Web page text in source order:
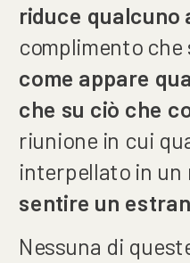
riduce qualcuno
complimento
come appare
che su ciò che
riunione in cui
interpellato in un
sentire un
Nessuna di